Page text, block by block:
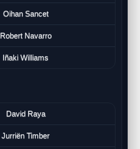
Oihan Sancet
Robert Navarro
Iñaki Williams
David Raya
Jurriën Timber